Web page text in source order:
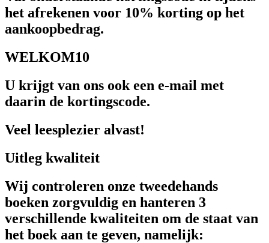
het afrekenen voor 10% korting op het
aankoopbedrag.
WELKOM10
U krijgt van ons ook een e-mail met
daarin de kortingscode.
Veel leesplezier alvast!
Uitleg kwaliteit
Wij controleren onze tweedehands
boeken zorgvuldig en hanteren 3
verschillende kwaliteiten om de staat van
het boek aan te geven, namelijk: